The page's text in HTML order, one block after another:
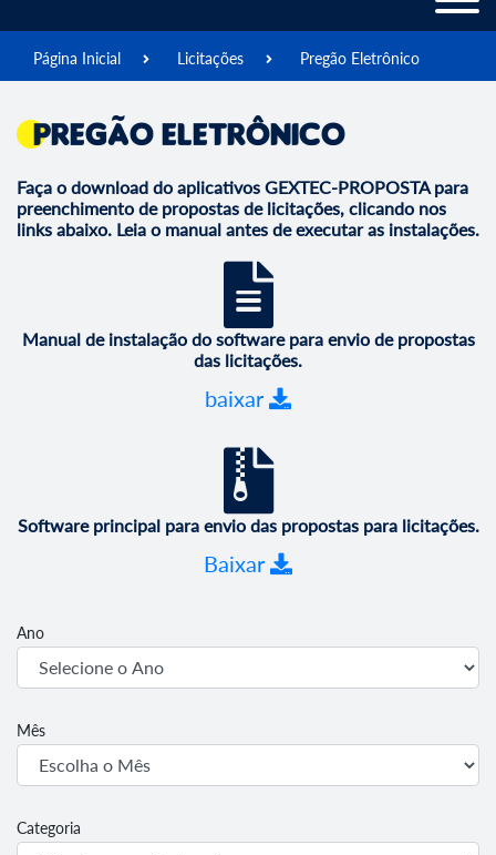
Página Inicial Licitações Pregão Eletrônico
Pregão Eletrônico
Faça o download do aplicativos GEXTEC-PROPOSTA para
preenchimento de propostas de licitações, clicando nos
links abaixo. Leia o manual antes de executar as instalações.
Manual de instalação do software para envio de propostas
das licitações.
baixar
Software principal para envio das propostas para licitações.
Baixar
Ano
Mês
Categoria